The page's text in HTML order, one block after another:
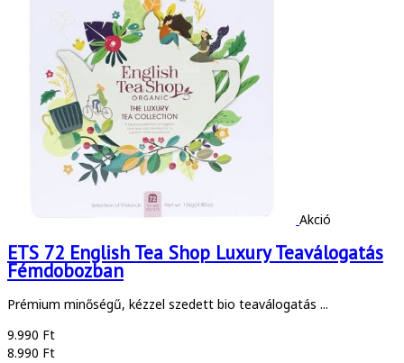
Akció
ETS 72 English Tea Shop Luxury Teaválogatás
Fémdobozban
Prémium minőségű, kézzel szedett bio teaválogatás ...
9.990 Ft
8.990 Ft